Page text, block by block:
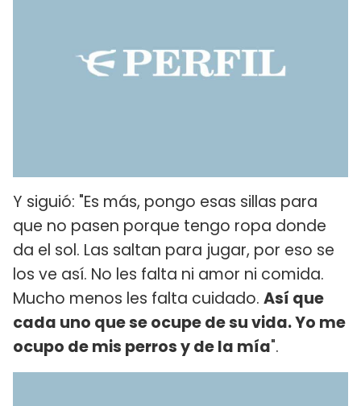
Y siguió: "Es más, pongo esas sillas para
que no pasen porque tengo ropa donde
da el sol. Las saltan para jugar, por eso se
los ve así. No les falta ni amor ni comida.
Mucho menos les falta cuidado. Así que
cada uno que se ocupe de su vida. Yo me
ocupo de mis perros y de la mía".